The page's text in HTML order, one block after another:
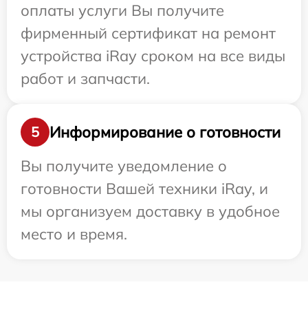
оплаты услуги Вы получите
фирменный сертификат на ремонт
устройства iRay сроком на все виды
работ и запчасти.
5
Информирование о готовности
Вы получите уведомление о
готовности Вашей техники iRay, и
мы организуем доставку в удобное
место и время.